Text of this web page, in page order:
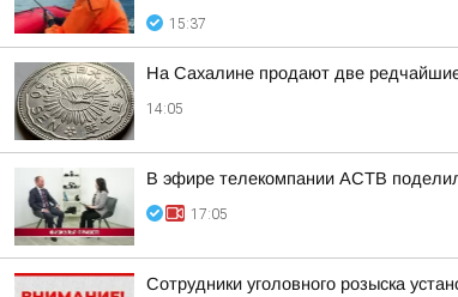
15:37
На Сахалине продают две
14:05
В эфире телекомпании АСТВ
17:05
Сотрудники уголовного розыска